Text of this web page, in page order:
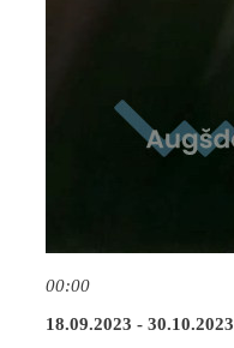
00:00
18.09.2023 - 30.10.2023